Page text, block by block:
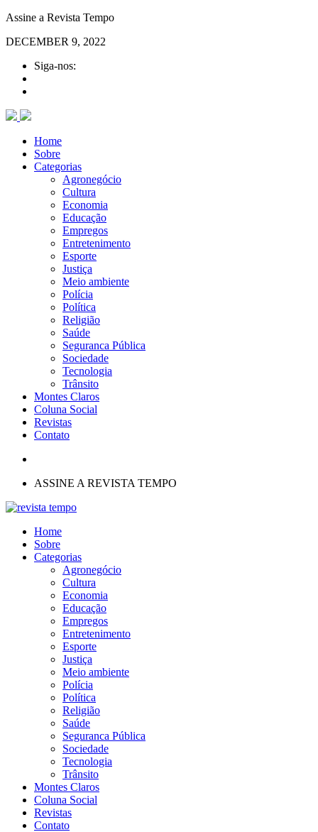
Assine a Revista Tempo
DECEMBER 9, 2022
Siga-nos:
Home
Sobre
Categorias
Agronegócio
Cultura
Economia
Educação
Empregos
Entretenimento
Esporte
Justiça
Meio ambiente
Polícia
Política
Religião
Saúde
Seguranca Pública
Sociedade
Tecnologia
Trânsito
Montes Claros
Coluna Social
Revistas
Contato
ASSINE A REVISTA TEMPO
Home
Sobre
Categorias
Agronegócio
Cultura
Economia
Educação
Empregos
Entretenimento
Esporte
Justiça
Meio ambiente
Polícia
Política
Religião
Saúde
Seguranca Pública
Sociedade
Tecnologia
Trânsito
Montes Claros
Coluna Social
Revistas
Contato